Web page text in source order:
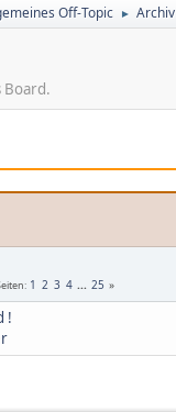
Off-Topic ► Archiv
Board.
1 2 3 4 ... 25
!